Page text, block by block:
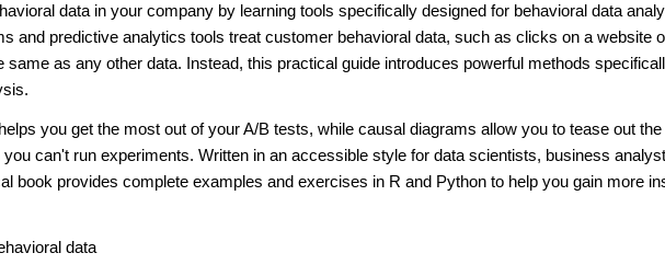
data in your company by learning tools specifically designed for behavioral data
and predictive analytics tools treat customer behavioral data, such as clicks on a website
same as any other data. Instead, this practical guide introduces powerful methods
you get the most out of your A/B tests, while causal diagrams allow you to tease out the
can't run experiments. Written in an accessible style for data scientists, business
book provides complete examples and exercises in R and Python to help you gain more
data